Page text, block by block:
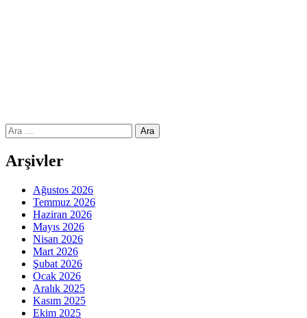
Arama:
Arşivler
Ağustos 2026
Temmuz 2026
Haziran 2026
Mayıs 2026
Nisan 2026
Mart 2026
Şubat 2026
Ocak 2026
Aralık 2025
Kasım 2025
Ekim 2025